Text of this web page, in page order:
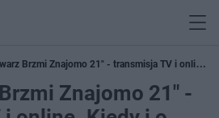
Brzmi Znajomo 21" - transmisja TV i online.
program?
Znajomo 21" -